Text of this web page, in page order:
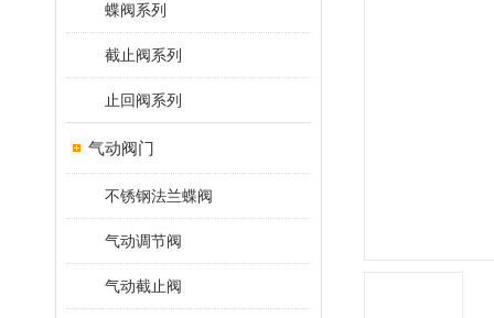
蝶阀系列
截止阀系列
止回阀系列
气动阀门
不锈钢法兰蝶阀
气动调节阀
气动截止阀